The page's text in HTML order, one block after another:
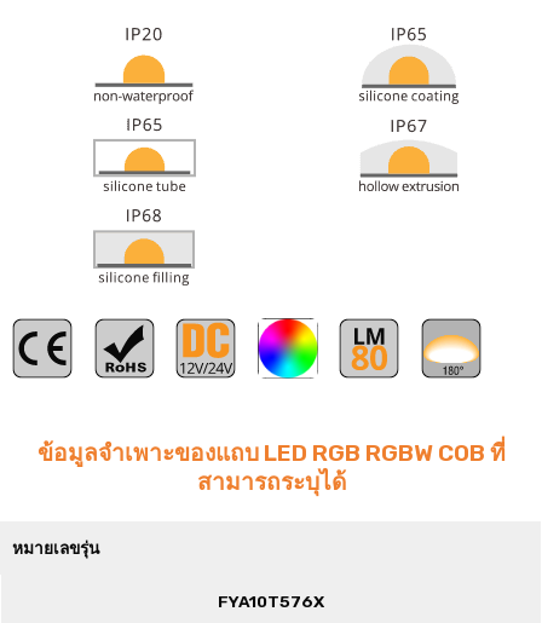
อาร์บีจี
ข้อมูลจำเพาะของแถบ LED RGB RGBW COB ที่
สามารถระบุได้
หมายเลขรุ่น
FYA10T576X